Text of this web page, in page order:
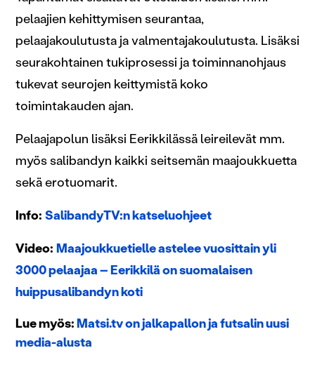
sivustoamme. Kumppanimme voivat yhdistää näitä
tietoja muihin tietoihin, joita olet antanut heille tai joita on
kerätty, kun olet käyttänyt heidän palvelujaan.
pelaajien kehittymisen seurantaa,
pelaajakoulutusta ja valmentajakoulutusta. Lisäksi
seurakohtainen tukiprosessi ja toiminnanohjaus
tukevat seurojen keittymistä koko
toimintakauden ajan.
Pelaajapolun lisäksi Eerikkilässä leireilevät mm.
myös salibandyn kaikki seitsemän maajoukkuetta
sekä erotuomarit.
Info: SalibandyTV:n katseluohjeet
Video: Maajoukkuetielle astelee vuosittain yli
3000 pelaajaa – Eerikkilä on suomalaisen
huippusalibandyn koti
Lue myös:Matsi.tv on jalkapallon ja futsalin uusi
media-alusta